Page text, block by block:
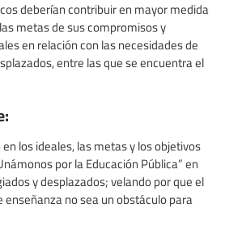
deberían contribuir en mayor medida
metas de sus compromisos y
en relación con las necesidades de
entre las que se encuentra el
los ideales, las metas y los objetivos
por la Educación Pública” en
y desplazados; velando por que el
enseñanza no sea un obstáculo para